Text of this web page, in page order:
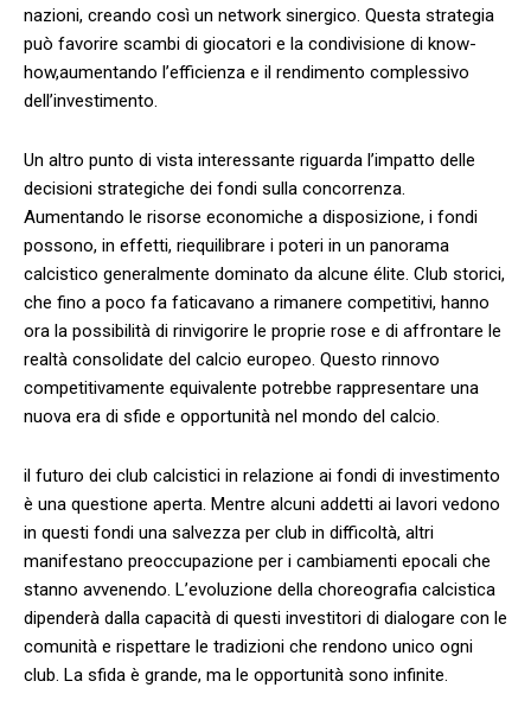
nazioni, creando così ⁢un network sinergico.⁢ Questa strategia
può​ favorire⁣ scambi di giocatori ⁣e⁤ la‍ condivisione ⁢di know-
how,aumentando ​l’efficienza e il‍ rendimento complessivo⁢
dell’investimento.
Un altro punto di​ vista interessante riguarda l’impatto delle⁢
decisioni strategiche dei fondi sulla concorrenza.
Aumentando ⁤le risorse‍ economiche ⁤a disposizione, i fondi
possono, in effetti,⁤ riequilibrare i poteri in ⁢un ‌panorama
calcistico ⁢generalmente dominato⁢ da alcune ⁣élite. Club storici,⁢
che fino a poco fa faticavano a rimanere competitivi, hanno
ora la possibilità di rinvigorire le​ proprie ‍rose e ​di affrontare‌ le⁢
realtà ⁢consolidate del calcio europeo. Questo rinnovo⁢
competitivamente equivalente‍ potrebbe rappresentare una
nuova ⁢era​ di sfide e​ opportunità⁤ nel mondo⁣ del calcio.
il futuro dei club calcistici ⁤in relazione ​ai‍ fondi ‍di investimento​
è una questione ⁤aperta. Mentre alcuni‌ addetti⁢ ai lavori vedono
in questi fondi una salvezza per club in‌ difficoltà, altri
manifestano preoccupazione ⁢per i ⁣cambiamenti epocali che
stanno avvenendo.​ L’evoluzione della choreografia calcistica
dipenderà dalla capacità di ⁤questi investitori⁢ di dialogare con le
⁣comunità e rispettare le⁢ tradizioni ‌che rendono unico ogni
club. La ⁣sfida⁤ è grande, ma le opportunità⁢ sono infinite.